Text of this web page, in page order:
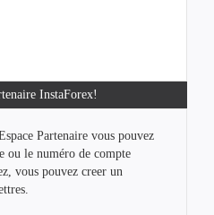
InstaForex!
Partenaire vous pouvez
ou le numéro de compte
vous pouvez creer un